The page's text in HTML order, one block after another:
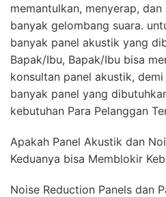
memantulkan, menyerap,
banyak gelombang suara.
banyak panel akustik yang
Bapak/Ibu, Bapak/Ibu bisa
konsultan panel akustik,
banyak panel yang
kebutuhan Para Pelanggan
Apakah Panel Akustik dan
Keduanya bisa Memblokir
Noise Reduction Panels dan